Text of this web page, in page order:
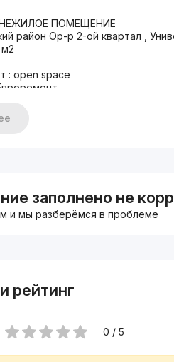
ПОМЕЩЕНИЕ
район Ор-р 2-ой квартал ,
: open space
Торг
заполнено не
и мы разберёмся в проблеме
рейтинг
0 / 5